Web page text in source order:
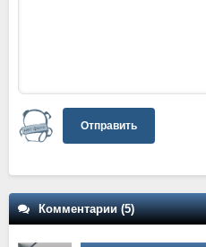
Отправить
Комментарии (5)